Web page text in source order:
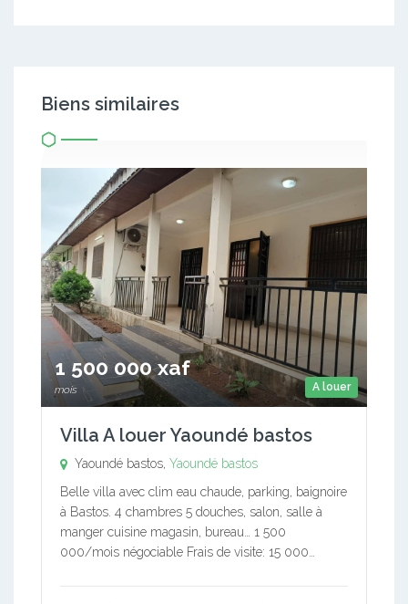
Biens similaires
A louer
1 500 000 xaf
mois
Villa A louer Yaoundé bastos
Yaoundé bastos, Yaoundé bastos
Belle villa avec clim eau chaude, parking, baignoire
à Bastos. 4 chambres 5 douches, salon, salle à
manger cuisine magasin, bureau… 1 500
000/mois négociable Frais de visite: 15 000…